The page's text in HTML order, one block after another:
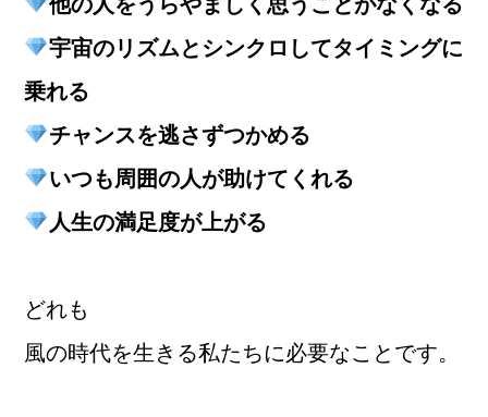
他の人をうらやましく思うことがなくなる
宇宙のリズムとシンクロしてタイミングに
乗れる
チャンスを逃さずつかめる
いつも周囲の人が助けてくれる
人生の満足度が上がる
どれも
風の時代を生きる私たちに必要なことです。